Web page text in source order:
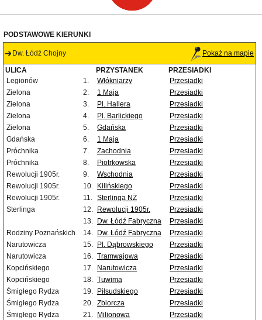
PODSTAWOWE KIERUNKI
Dw. Łódź Chojny Pokaż na mapie
ULICA PRZYSTANEK
PRZESIADKI
Legionów
1. Włókniarzy
Przesiadki
Zielona
2. 1 Maja
Przesiadki
Zielona
3. Pl. Hallera
Przesiadki
Zielona
4. Pl. Barlickiego
Przesiadki
Zielona
5. Gdańska
Przesiadki
Gdańska
6. 1 Maja
Przesiadki
Próchnika
7. Zachodnia
Przesiadki
Próchnika
8. Piotrkowska
Przesiadki
Rewolucji 1905r.
9. Wschodnia
Przesiadki
Rewolucji 1905r.
10. Kilińskiego
Przesiadki
Rewolucji 1905r.
11. Sterlinga NŻ
Przesiadki
Sterlinga
12. Rewolucji 1905r.
Przesiadki
13.
Dw. Łódź Fabryczna
Przesiadki
Rodziny Poznańskich
14. Dw. Łódź Fabryczna
Przesiadki
Narutowicza
15. Pl. Dąbrowskiego
Przesiadki
Narutowicza
16. Tramwajowa
Przesiadki
Kopcińskiego
17. Narutowicza
Przesiadki
Kopcińskiego
18. Tuwima
Przesiadki
Śmigłego Rydza
19. Piłsudskiego
Przesiadki
Śmigłego Rydza
20. Zbiorcza
Przesiadki
Śmigłego Rydza
21. Milionowa
Przesiadki